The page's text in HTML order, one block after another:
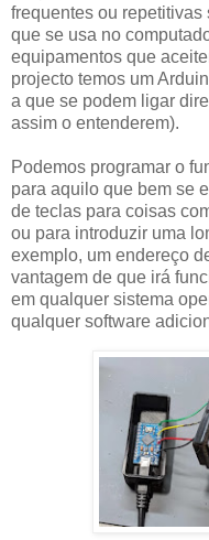
frequentes ou repetitivas
que se usa no
equipamentos que
projecto temos um
a que se podem ligar
assim o entenderem).
Podemos programar o
para aquilo que bem se
de teclas para coisas
ou para introduzir uma
exemplo, um endereço
vantagem de que irá
em qualquer sistema
qualquer software